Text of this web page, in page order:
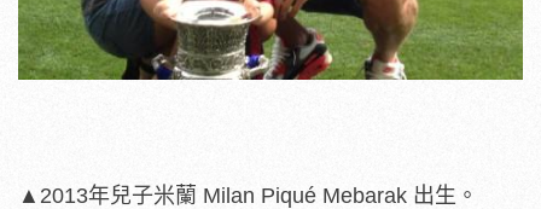
▲2013年兒子米蘭 Milan Piqué Mebarak 出生。